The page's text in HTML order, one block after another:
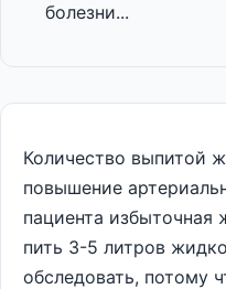
болезни...
Количество выпитой
повышение
пациента избыточная
пить 3-5 литров
обследовать, потому